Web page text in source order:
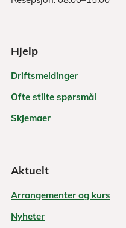
Hjelp
Driftsmeldinger
Ofte stilte spørsmål
Skjemaer
Aktuelt
Arrangementer og kurs
Nyheter